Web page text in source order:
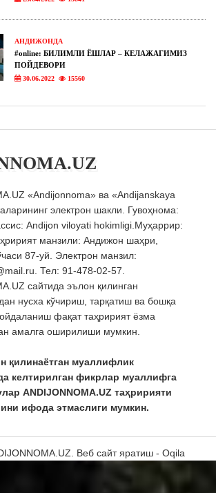
АНДИЖОНДА
#online: БИЛИМЛИ ЁШЛАР – КЕЛАЖАГИМИЗ
ПОЙДЕВОРИ
30.06.2022 15560
«Andijonnoma» ва «Andijanskaya
электрон шакли. Гувоҳнома:
Andijon viloyati hokimligi.Муҳаррир:
манзили: Андижон шаҳри,
87-уй. Электрон манзил:
Тел: 91-478-02-57.
сайтида эълон қилинган
нусха кўчириш, тарқатиш ва бошқа
фақат таҳририят ёзма
амалга оширилиши мумкин.
қилинаётган муаллифлик
келтирилган фикрлар муаллифга
ANDIJONNOMA.UZ таҳририяти
ифода этмаслиги мумкин.
Веб сайт яратиш - Oqila